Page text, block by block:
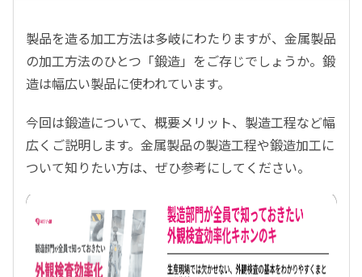
製品を造る加工方法は多岐にわたりますが、金属製品
の加工方法のひとつ「鍛造」をご存じでしょうか。鍛
造は幅広い製品に使われています。
今回は鍛造について、概要メリット、製造工程など幅
広くご説明します。金属製品の製造工程や鍛造加工に
ついて知りたい方は、ぜひ参考にしてください。